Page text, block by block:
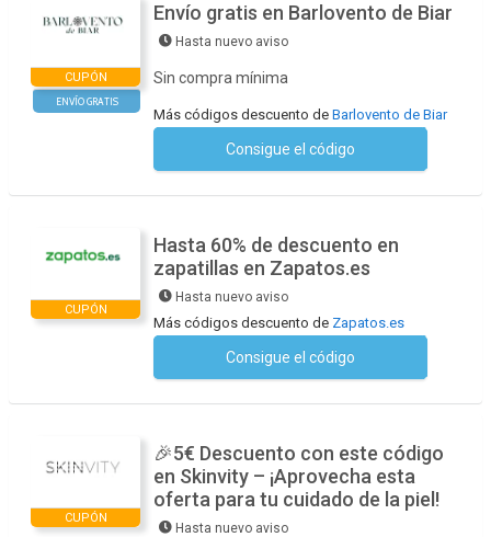
CUPÓN
ENVÍO GRATIS
Envío gratis en Barlovento de Biar
Hasta nuevo aviso
Sin compra mínima
Más códigos descuento de Barlovento de Biar
Consigue el código
CUPÓN
Hasta 60% de descuento en
zapatillas en Zapatos.es
Hasta nuevo aviso
Más códigos descuento de Zapatos.es
Consigue el código
CUPÓN
🎉5€ Descuento con este código
en Skinvity – ¡Aprovecha esta
oferta para tu cuidado de la piel!
Hasta nuevo aviso